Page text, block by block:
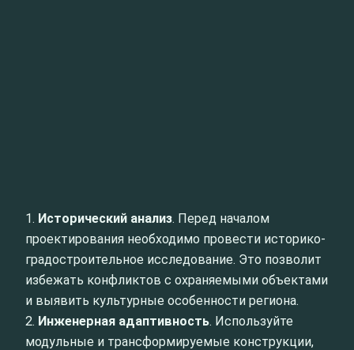
1. Исторический анализ. Перед началом
проектирования необходимо провести историко-
градостроительное исследование. Это позволит
избежать конфликтов с охраняемыми объектами
и выявить культурные особенности региона.
2. Инженерная адаптивность. Используйте
модульные и трансформируемые конструкции,